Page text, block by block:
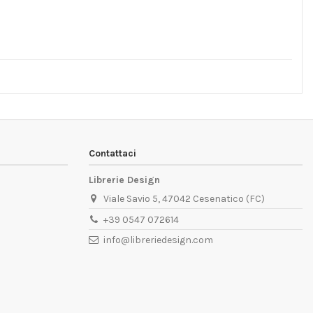
Contattaci
Librerie Design
Viale Savio 5, 47042 Cesenatico (FC)
+39 0547 072614
info@libreriedesign.com